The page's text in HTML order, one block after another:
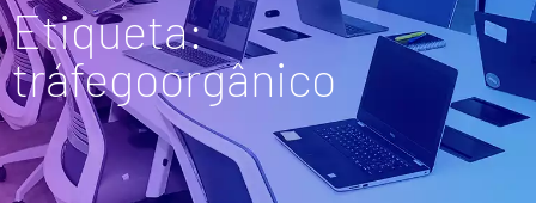
Etiqueta:
tráfegoorgânico